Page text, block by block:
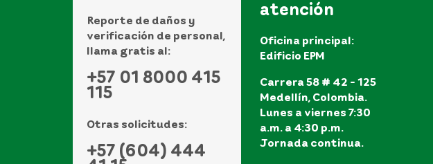
Reporte de daños y
verificación de personal,
llama gratis al:
+57 01 8000 415
115
Otras solicitudes:
+57 (604) 444
atención
Oficina principal:
Edificio EPM
Carrera 58 # 42 - 125
Medellín, Colombia.
Lunes a viernes 7:30
a.m. a 4:30 p.m.
Jornada continua.